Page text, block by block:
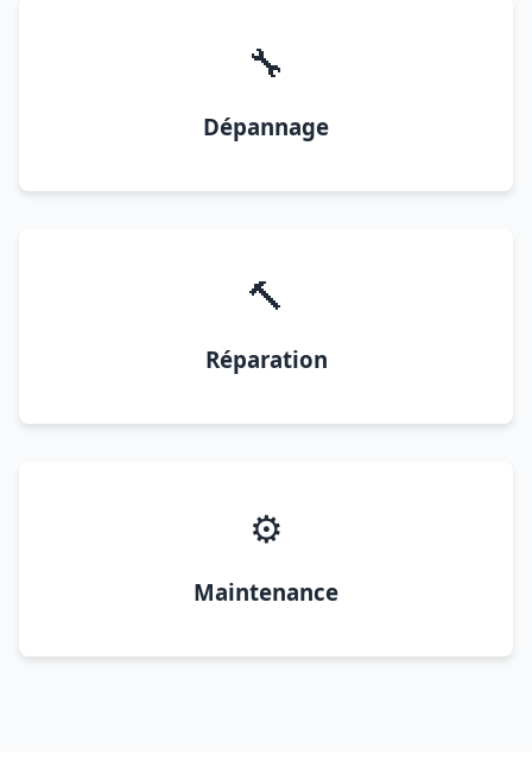
🔧
Dépannage
🔨
Réparation
⚙️
Maintenance